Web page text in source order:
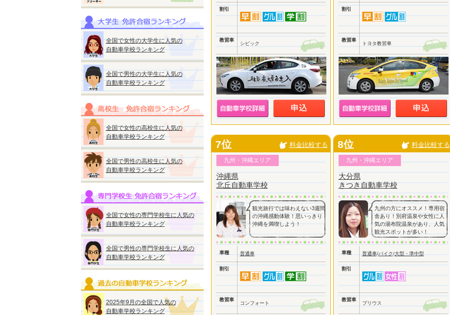
全国で女性の大学生に人気の
自動車学校ランキング
全国で男性の大学生に人気の
自動車学校ランキング
全国で女性の高校生に人気の
自動車学校ランキング
全国で男性の高校生に人気の
自動車学校ランキング
全国で女性の専門学校生に人気の
自動車学校ランキング
全国で男性の専門学校生に人気の
自動車学校ランキング
2025年9月の全国で人気の
自動車学校ランキング
割引
教習車
シビック
割引
教習車
トヨタ教習車
7位 料金比較する
九州・沖縄エリア
沖縄県
北丘自動車学校
観光旅行では味わえない3週間
の沖縄感動体験！思いっきり
沖縄を満喫しよう！
車種 普通車
割引
教習車
コンフォート
8位 料金比較する
九州・沖縄エリア
大分県
きつき自動車学校
九州の方にオススメ！専用宿
舎あり！別府温泉や女性に人
気の湯布院温泉があり、人気
観光スポットが多い！
車種 普通車/バイク/大型・準中型
割引
教習車
プリウス